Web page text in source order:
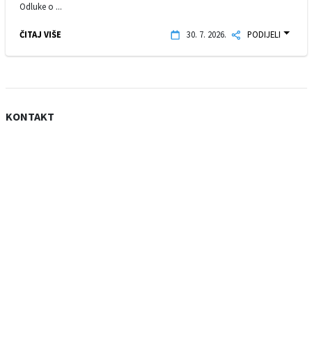
Odluke o ...
ČITAJ VIŠE 30. 7. 2026. PODIJELI
KONTAKT